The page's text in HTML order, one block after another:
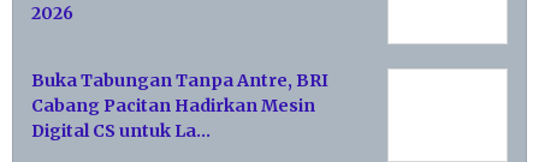
2026
Buka Tabungan Tanpa Antre, BRI
Cabang Pacitan Hadirkan Mesin
Digital CS untuk La…